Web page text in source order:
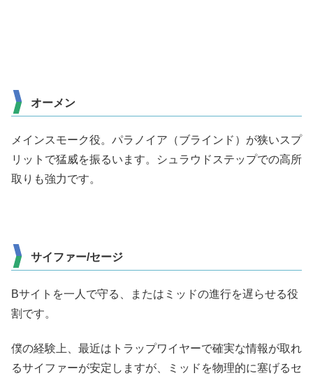
オーメン
メインスモーク役。パラノイア（ブラインド）が狭いスプ
リットで猛威を振るいます。シュラウドステップでの高所
取りも強力です。
サイファー/セージ
Bサイトを一人で守る、またはミッドの進行を遅らせる役
割です。
僕の経験上、最近はトラップワイヤーで確実な情報が取れ
るサイファーが安定しますが、ミッドを物理的に塞げるセ